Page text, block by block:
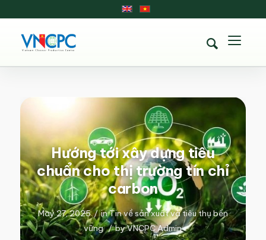
Hướng tới xây dựng tiêu
chuẩn cho thị trường tín chỉ
carbon
May 27, 2025 / inTin về sản xuất và tiêu thụ bền
vững / byVNCPC Admin